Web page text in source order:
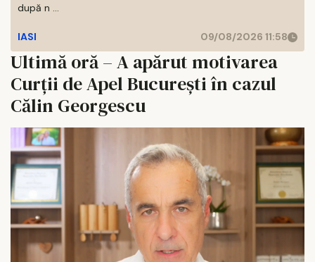
după n ...
IASI 09/08/2026 11:58
Ultimă oră – A apărut motivarea
Curții de Apel București în cazul
Călin Georgescu